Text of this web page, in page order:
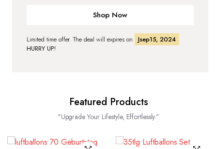
Shop Now
Limited time offer. The deal will expires on
Jsep15, 2024
HURRY UP!
Featured Products
"Upgrade Your Lifestyle, Effortlessly."